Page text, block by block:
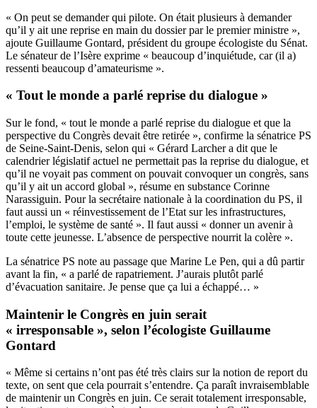
« On peut se demander qui pilote. On était plusieurs à demander
qu’il y ait une reprise en main du dossier par le premier ministre »,
ajoute Guillaume Gontard, président du groupe écologiste du Sénat.
Le sénateur de l’Isère exprime « beaucoup d’inquiétude, car (il a)
ressenti beaucoup d’amateurisme ».
« Tout le monde a parlé reprise du dialogue »
Sur le fond, « tout le monde a parlé reprise du dialogue et que la
perspective du Congrès devait être retirée », confirme la sénatrice PS
de Seine-Saint-Denis, selon qui « Gérard Larcher a dit que le
calendrier législatif actuel ne permettait pas la reprise du dialogue, et
qu’il ne voyait pas comment on pouvait convoquer un congrès, sans
qu’il y ait un accord global », résume en substance Corinne
Narassiguin. Pour la secrétaire nationale à la coordination du PS, il
faut aussi un « réinvestissement de l’Etat sur les infrastructures,
l’emploi, le système de santé ». Il faut aussi « donner un avenir à
toute cette jeunesse. L’absence de perspective nourrit la colère ».
La sénatrice PS note au passage que Marine Le Pen, qui a dû partir
avant la fin, « a parlé de rapatriement. J’aurais plutôt parlé
d’évacuation sanitaire. Je pense que ça lui a échappé… »
Maintenir le Congrès en juin serait
« irresponsable », selon l’écologiste Guillaume
Gontard
« Même si certains n’ont pas été très clairs sur la notion de report du
texte, on sent que cela pourrait s’entendre. Ça paraît invraisemblable
de maintenir un Congrès en juin. Ce serait totalement irresponsable,